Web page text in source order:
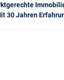
30 Jahren